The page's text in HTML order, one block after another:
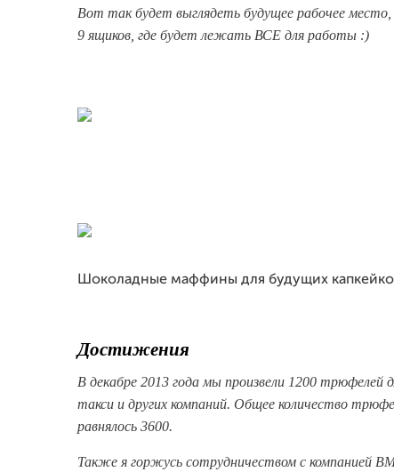
Вот так будет выглядеть будущее рабочее
9 ящиков, где будет лежать ВСЕ для работы :)
Шоколадные маффины для будущих
Достижения
В декабре 2013 года мы произвели 1200 трюфелей
такси и других компаний. Общее количество
равнялось 3600.
Также я горжусь сотрудничеством с компанией